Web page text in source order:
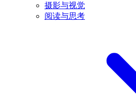
摄影与视觉
阅读与思考